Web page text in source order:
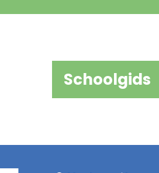
Schoolgids